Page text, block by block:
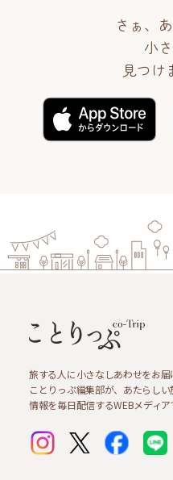
さぁ、
小
見つ
旅する人に小さなしあわせをお届
ことりっぷ編集部が、あたらし
情報を毎日配信するWEBメディア